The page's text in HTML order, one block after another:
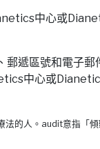
中心或
郵遞區號和電子郵
中心或
的人。audit意指「